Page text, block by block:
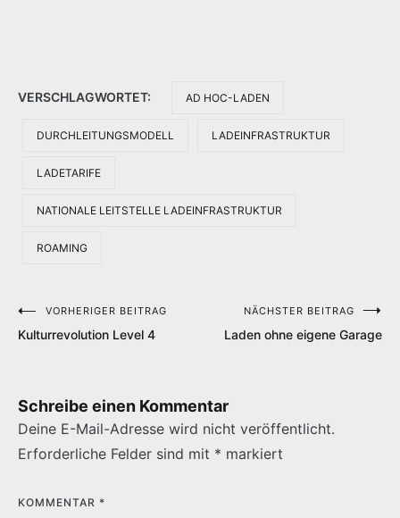
VERSCHLAGWORTET: AD HOC-LADEN
DURCHLEITUNGSMODELL LADEINFRASTRUKTUR
LADETARIFE
NATIONALE LEITSTELLE LADEINFRASTRUKTUR
ROAMING
Beitragsnavigation
VORHERIGER BEITRAG
Kulturrevolution Level 4
NÄCHSTER BEITRAG
Laden ohne eigene Garage
Schreibe einen Kommentar
Deine E-Mail-Adresse wird nicht veröffentlicht.
Erforderliche Felder sind mit * markiert
KOMMENTAR *